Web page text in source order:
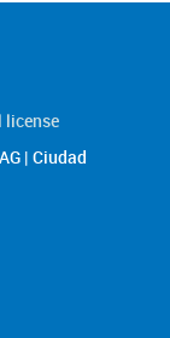
license
| Ciudad